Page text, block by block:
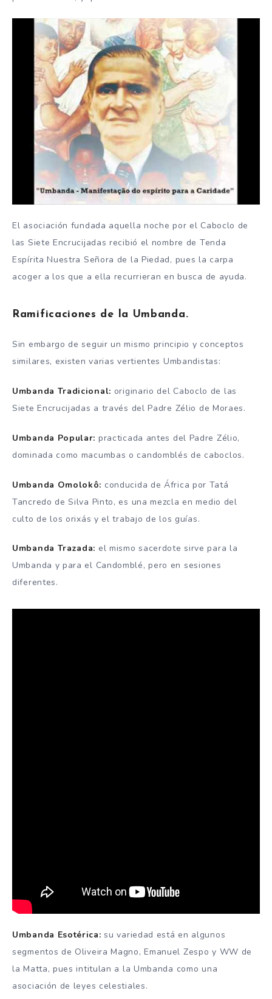
El asociación fundada aquella noche por el Caboclo de
las Siete Encrucijadas recibió el nombre de Tenda
Espírita Nuestra Señora de la Piedad, pues la carpa
acoger a los que a ella recurrieran en busca de ayuda.
Ramificaciones de la Umbanda.
Sin embargo de seguir un mismo principio y conceptos
similares, existen varias vertientes Umbandistas:
Umbanda Tradicional: originario del Caboclo de las
Siete Encrucijadas a través del Padre Zélio de Moraes.
Umbanda Popular: practicada antes del Padre Zélio,
dominada como macumbas o candomblés de caboclos.
Umbanda Omolokô: conducida de África por Tatá
Tancredo de Silva Pinto, es una mezcla en medio del
culto de los orixás y el trabajo de los guías.
Umbanda Trazada: el mismo sacerdote sirve para la
Umbanda y para el Candomblé, pero en sesiones
diferentes.
Umbanda Esotérica: su variedad está en algunos
segmentos de Oliveira Magno, Emanuel Zespo y WW de
la Matta, pues intitulan a la Umbanda como una
asociación de leyes celestiales.